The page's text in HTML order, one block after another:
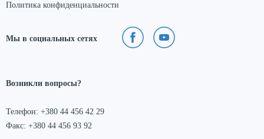
Политика конфиденциальности
Мы в социальных сетях
Возникли вопросы?
Телефон: +380 44 456 42 29
Факс: +380 44 456 93 92